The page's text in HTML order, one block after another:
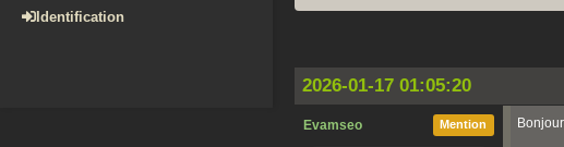
Identification
2026-01-17 01:05:20
Mention
Evamseo